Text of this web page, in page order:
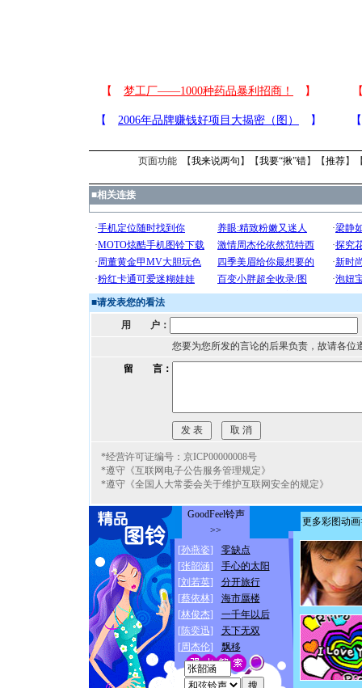
页面功能 【我来说两句 】【我要“揪”错】【推荐】
■相关连接
■请发表您的看法
用 户：
您要为您所发的言论的后果负责，故请各位
留 言：
*经营许可证编号：京ICP00000008号
*遵守《互联网电子公告服务管理规定》
*遵守《全国人大常委会关于维护互联网安全的规定》